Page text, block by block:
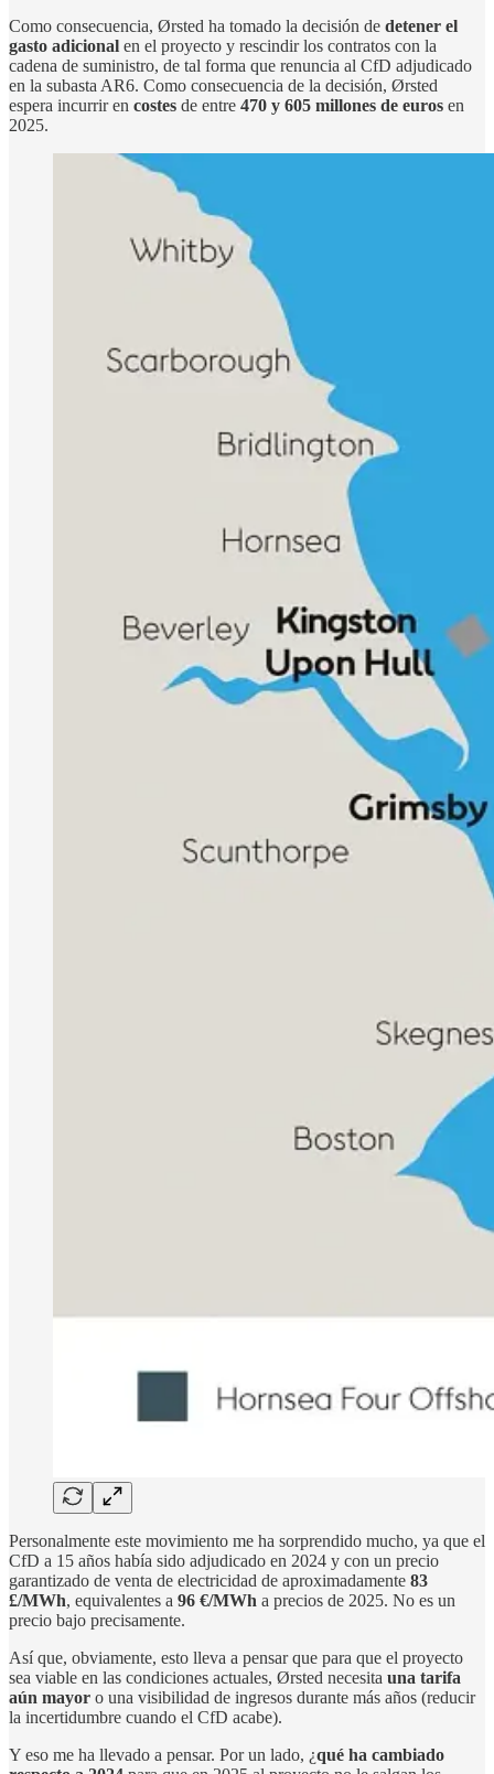
Como consecuencia, Ørsted ha tomado la decisión de detener el
gasto adicional en el proyecto y rescindir los contratos con la
cadena de suministro, de tal forma que renuncia al CfD adjudicado
en la subasta AR6. Como consecuencia de la decisión, Ørsted
espera incurrir en costes de entre 470 y 605 millones de euros en
2025.
Personalmente este movimiento me ha sorprendido mucho, ya que el
CfD a 15 años había sido adjudicado en 2024 y con un precio
garantizado de venta de electricidad de aproximadamente 83
£/MWh, equivalentes a 96 €/MWh a precios de 2025. No es un
precio bajo precisamente.
Así que, obviamente, esto lleva a pensar que para que el proyecto
sea viable en las condiciones actuales, Ørsted necesita una tarifa
aún mayor o una visibilidad de ingresos durante más años (reducir
la incertidumbre cuando el CfD acabe).
Y eso me ha llevado a pensar. Por un lado, ¿qué ha cambiado